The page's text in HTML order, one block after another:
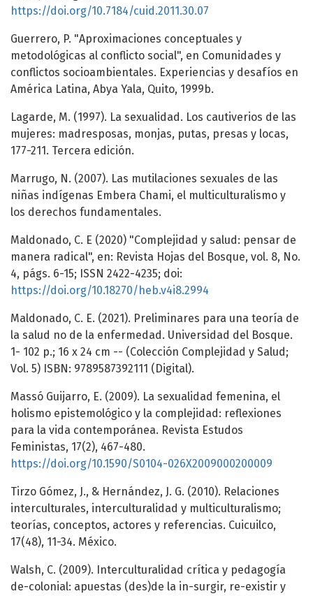
https://doi.org/10.7184/cuid.2011.30.07
Guerrero, P. "Aproximaciones conceptuales y
metodológicas al conflicto social", en Comunidades y
conflictos socioambientales. Experiencias y desafíos en
América Latina, Abya Yala, Quito, 1999b.
Lagarde, M. (1997). La sexualidad. Los cautiverios de las
mujeres: madresposas, monjas, putas, presas y locas,
177-211. Tercera edición.
Marrugo, N. (2007). Las mutilaciones sexuales de las
niñas indígenas Embera Chami, el multiculturalismo y
los derechos fundamentales.
Maldonado, C. E (2020) "Complejidad y salud: pensar de
manera radical", en: Revista Hojas del Bosque, vol. 8, No.
4, págs. 6-15; ISSN 2422-4235; doi:
https://doi.org/10.18270/heb.v4i8.2994
Maldonado, C. E. (2021). Preliminares para una teoría de
la salud no de la enfermedad. Universidad del Bosque.
1- 102 p.; 16 x 24 cm -- (Colección Complejidad y Salud;
Vol. 5) ISBN: 9789587392111 (Digital).
Massó Guijarro, E. (2009). La sexualidad femenina, el
holismo epistemológico y la complejidad: reflexiones
para la vida contemporánea. Revista Estudos
Feministas, 17(2), 467-480.
https://doi.org/10.1590/S0104-026X2009000200009
Tirzo Gómez, J., & Hernández, J. G. (2010). Relaciones
interculturales, interculturalidad y multiculturalismo;
teorías, conceptos, actores y referencias. Cuicuilco,
17(48), 11-34. México.
Walsh, C. (2009). Interculturalidad crítica y pedagogía
de-colonial: apuestas (des)de la in-surgir, re-existir y